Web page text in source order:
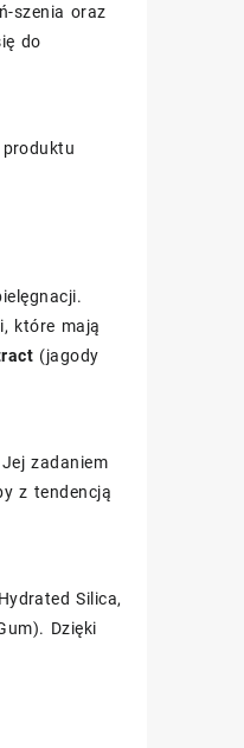
szenia oraz
do
które mają
(jagody
zadaniem
z tendencją
Silica,
Dzięki